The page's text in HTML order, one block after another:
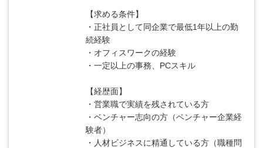
【求める条件】
・正社員として同企業で最低1年以上の勤
続経験
・オフィスワークの経験
・一定以上の事務、PCスキル
【経歴面】
・営業職で実績を残されている方
・ベンチャー志向の方（ベンチャー企業経
験者）
・人材ビジネスに精通している方（職種問